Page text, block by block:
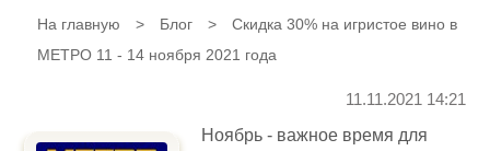
На главную > Блог >
Скидка 30% на игристое вино в
МЕТРО 11 - 14 ноября 2021 года
11.11.2021 14:21
Ноябрь - важное время для